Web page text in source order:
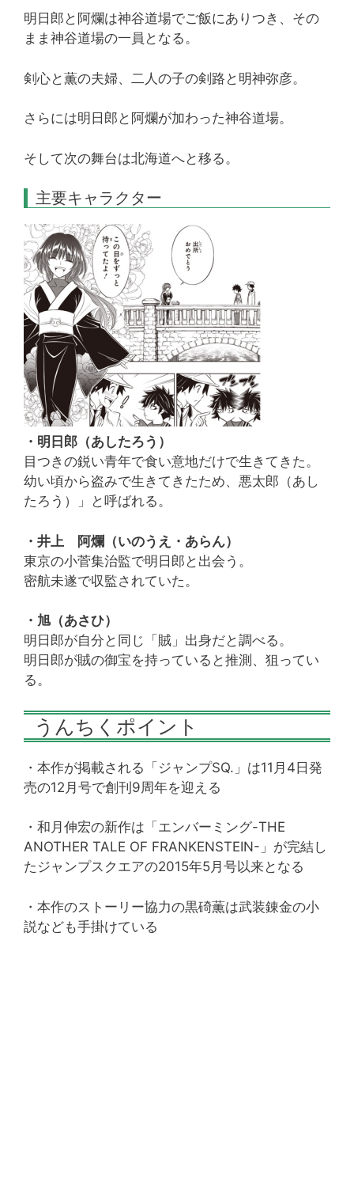
明日郎と阿爛は神谷道場でご飯にありつき、その
まま神谷道場の一員となる。
剣心と薫の夫婦、二人の子の剣路と明神弥彦。
さらには明日郎と阿爛が加わった神谷道場。
そして次の舞台は北海道へと移る。
主要キャラクター
・明日郎（あしたろう）
目つきの鋭い青年で食い意地だけで生きてきた。
幼い頃から盗みで生きてきたため、悪太郎（あし
たろう）」と呼ばれる。
・井上 阿爛（いのうえ・あらん）
東京の小菅集治監で明日郎と出会う。
密航未遂で収監されていた。
・旭（あさひ）
明日郎が自分と同じ「賊」出身だと調べる。
明日郎が賊の御宝を持っていると推測、狙ってい
る。
うんちくポイント
・本作が掲載される「ジャンプSQ.」は11月4日発
売の12月号で創刊9周年を迎える
・和月伸宏の新作は「エンバーミング-THE
ANOTHER TALE OF FRANKENSTEIN-」が完結し
たジャンプスクエアの2015年5月号以来となる
・本作のストーリー協力の黒碕薫は武装錬金の小
説なども手掛けている